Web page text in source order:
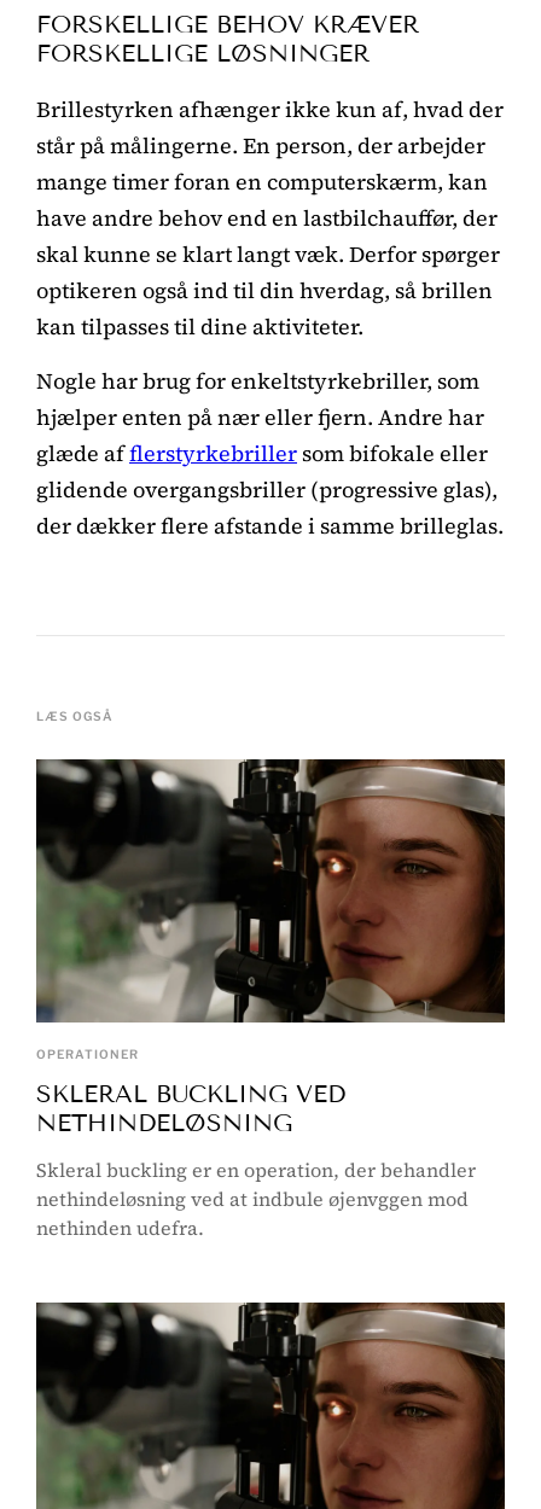
FORSKELLIGE BEHOV KRÆVER
FORSKELLIGE LØSNINGER
Brillestyrken afhænger ikke kun af, hvad der
står på målingerne. En person, der arbejder
mange timer foran en computerskærm, kan
have andre behov end en lastbilchauffør, der
skal kunne se klart langt væk. Derfor spørger
optikeren også ind til din hverdag, så brillen
kan tilpasses til dine aktiviteter.
Nogle har brug for enkeltstyrkebriller, som
hjælper enten på nær eller fjern. Andre har
glæde afflerstyrkebrillersom bifokale eller
glidende overgangsbriller (progressive glas),
der dækker flere afstande i samme brilleglas.
LÆS OGSÅ
OPERATIONER
SKLERAL BUCKLING VED
NETHINDELØSNING
Skleral buckling er en operation, der behandler
nethindeløsning ved at indbule øjenvggen mod
nethinden udefra.